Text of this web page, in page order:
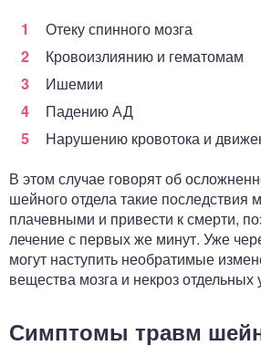
Отеку спинного мозга
Кровоизлиянию и гематомам
Ишемии
Падению АД
Нарушению кровотока и
В этом случае говорят об
шейного отдела такие последствия
плачевными и привести к смерти,
лечение с первых же минут. Уже
могут наступить необратимые
вещества мозга и некроз отдельных
Симптомы травм